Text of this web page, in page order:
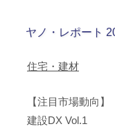
ヤノ・レポート
住宅・建材
【注目市場動向】
建設DX Vol.1